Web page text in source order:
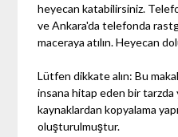
heyecan katabilirsiniz.
ve Ankara'da telefonda
maceraya atılın. Heyecan
Lütfen dikkate alın: Bu
insana hitap eden bir tarzda
kaynaklardan kopyalama
oluşturulmuştur.